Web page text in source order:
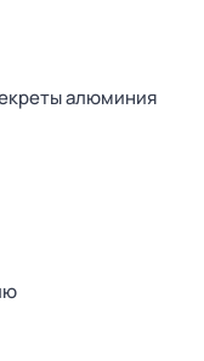
алюминия